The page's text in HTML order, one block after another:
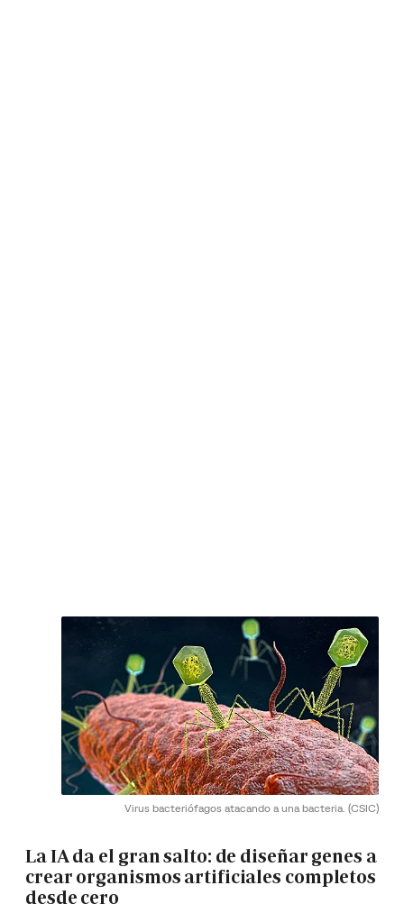
Virus bacteriófagos atacando a una bacteria. (CSIC)
La IA da el gran salto: de diseñar genes a
crear organismos artificiales completos
desde cero